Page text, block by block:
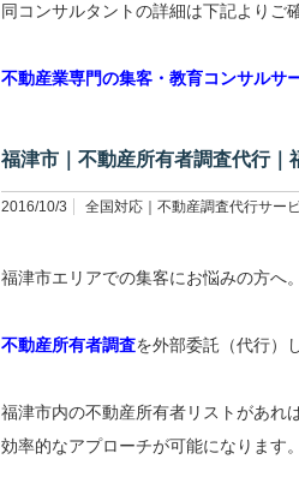
同コンサルタントの詳細は下記よりご
不動産業専門の集客・教育コンサルサ
福津市｜不動産所有者調査代行｜
2016/10/3 全国対応｜不動産調査代行サー
福津市エリアでの集客にお悩みの方へ
不動産所有者調査を外部委託（代行）
福津市内の不動産所有者リストがあれ
効率的なアプローチが可能になります